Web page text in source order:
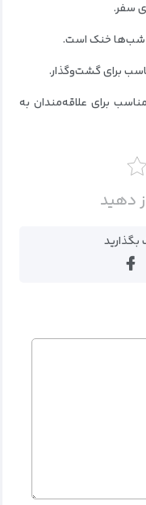
سفر.
شب‌ها خنک است.
برای گشت‌وگذار.
برای علاقه‌مندان به
دهید
بگذارید